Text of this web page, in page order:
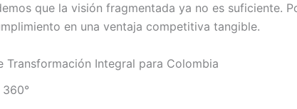
que la visión fragmentada ya no es suficiente.
en una ventaja competitiva tangible.
Transformación Integral para Colombia